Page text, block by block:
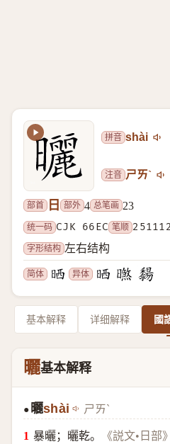
拼音 shài
注音 ㄕㄞˋ
部首 日 部外 4 总笔画 23
统一码 CJK 66EC 笔顺
字形结构 左右结构
简体 异体
基本解释 详细解释 國
曬基本解释
● 曬shài ㄕㄞˋ
暴曬；曬乾。 《説文•日部》